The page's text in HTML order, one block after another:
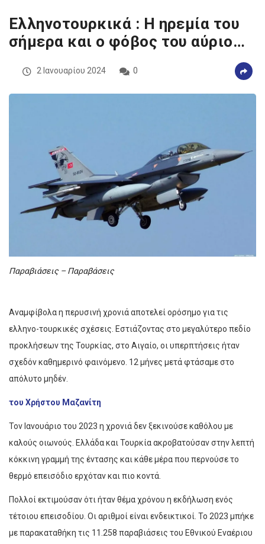
Ελληνοτουρκικά : Η ηρεμία του
σήμερα και ο φόβος του αύριο…
2 Ιανουαρίου 2024 0
Παραβιάσεις – Παραβάσεις
Αναμφίβολα η περυσινή χρονιά αποτελεί ορόσημο για τις
ελληνο-τουρκικές σχέσεις. Εστιάζοντας στο μεγαλύτερο πεδίο
προκλήσεων της Τουρκίας, στο Αιγαίο, οι υπερπτήσεις ήταν
σχεδόν καθημερινό φαινόμενο. 12 μήνες μετά φτάσαμε στο
απόλυτο μηδέν.
του Χρήστου Μαζανίτη
Τον Ιανουάριο του 2023 η χρονιά δεν ξεκινούσε καθόλου με
καλούς οιωνούς. Ελλάδα και Τουρκία ακροβατούσαν στην λεπτή
κόκκινη γραμμή της έντασης και κάθε μέρα που περνούσε το
θερμό επεισόδιο ερχόταν και πιο κοντά.
Πολλοί εκτιμούσαν ότι ήταν θέμα χρόνου η εκδήλωση ενός
τέτοιου επεισοδίου. Οι αριθμοί είναι ενδεικτικοί. Το 2023 μπήκε
με παρακαταθήκη τις 11.258 παραβιάσεις του Εθνικού Εναέριου